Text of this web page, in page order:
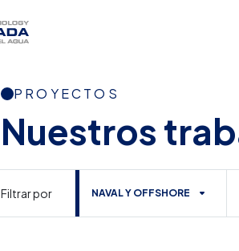
PROYECTOS
Nuestros
Filtrar por NAVAL Y OFFSHORE